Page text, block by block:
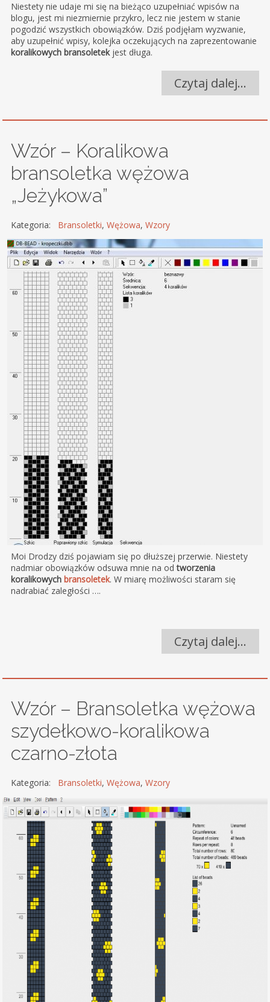
Niestety nie udaje mi się na bieżąco uzupełniać wpisów na
blogu, jest mi niezmiernie przykro, lecz nie jestem w stanie
pogodzić wszystkich obowiązków. Dziś podjęłam wyzwanie,
aby uzupełnić wpisy, kolejka oczekujących na zaprezentowanie
koralikowych bransoletekjest długa.
Czytaj dalej…
Wzór – Koralikowa
bransoletka wężowa
„Jeżykowa”
Kategoria: Bransoletki, Wężowa, Wzory
Moi Drodzy dziś pojawiam się po dłuższej przerwie. Niestety
nadmiar obowiązków odsuwa mnie na odtworzenia
koralikowych bransoletek. W miarę możliwości staram się
nadrabiać zaległości ….
Czytaj dalej…
Wzór – Bransoletka wężowa
szydełkowo-koralikowa
czarno-złota
Kategoria: Bransoletki, Wężowa, Wzory